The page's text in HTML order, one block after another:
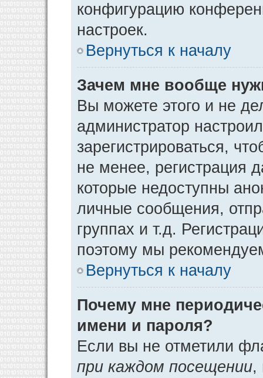
конфигурацию
настроек.
Вернуться к началу
Зачем мне вообще
Вы можете этого и не
администратор
зарегистрироваться,
не менее, регистрация
которые недоступны
личные сообщения,
группах и т.д.
поэтому мы
Вернуться к началу
Почему мне
имени и пароля?
Если вы не отметили
при каждом посещении,